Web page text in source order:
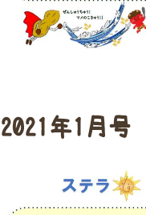
2021年1月号